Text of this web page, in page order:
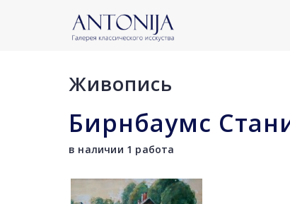
Живопись
Бирнбаумс
в наличии 1 работа